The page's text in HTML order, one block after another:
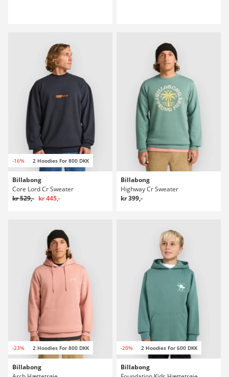
-16% 2 Hoodies For 800 DKK
Billabong
Core Lord Cr Sweater
kr 529,- kr 445,-
Billabong
Highway Cr Sweater
kr 399,-
-23% 2 Hoodies For 800 DKK
Billabong
-20% 2 Hoodies For 600 DKK
Billabong